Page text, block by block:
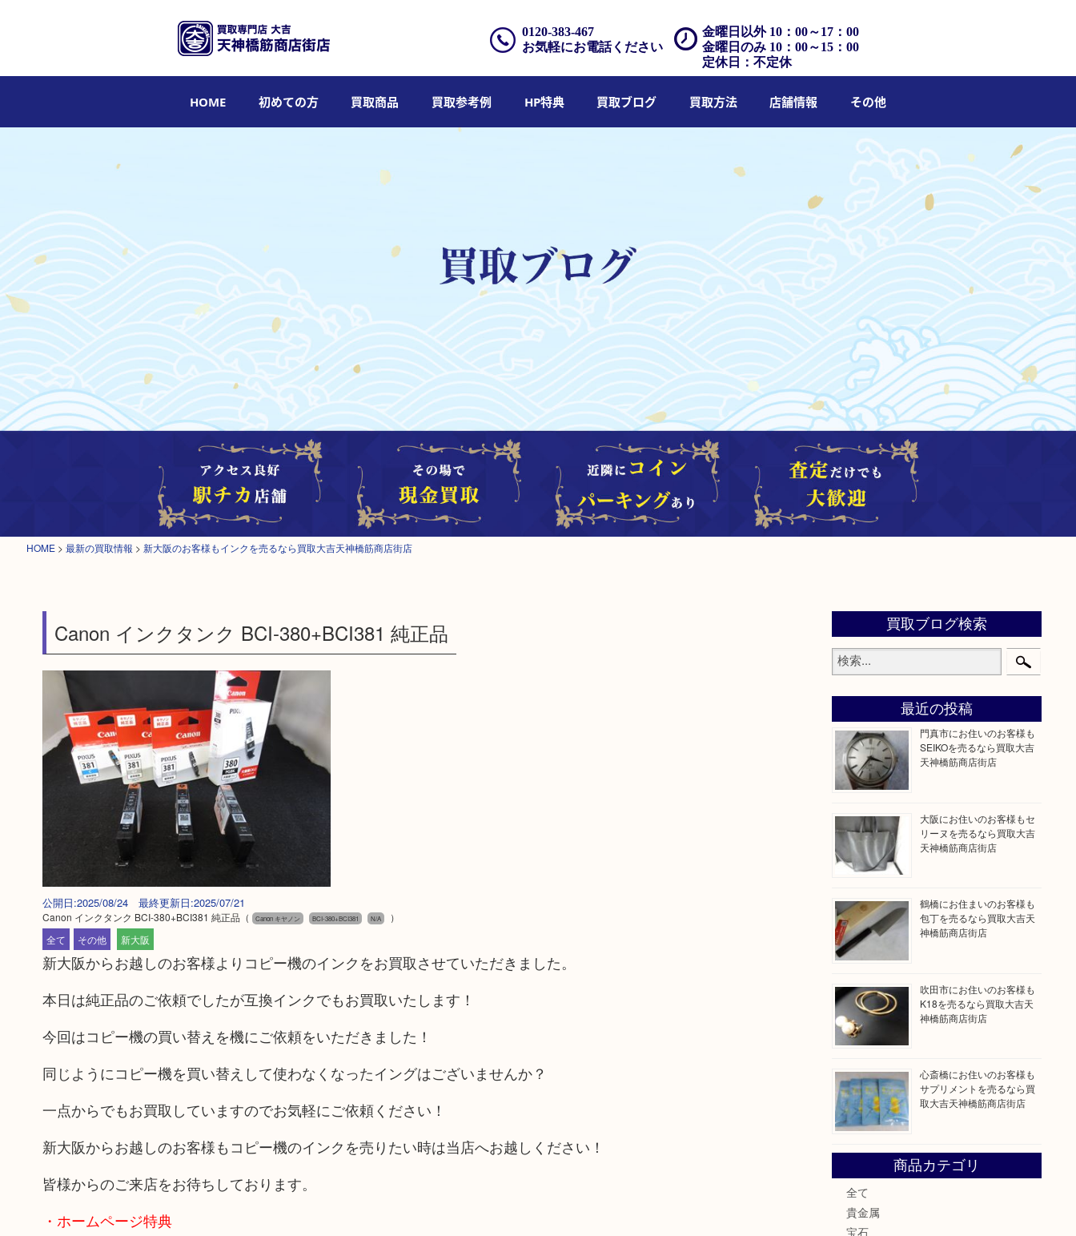
金曜日以外 10：00～17：00
金曜日のみ 10：00～15：00
定休日：不定休
0120-383-467
お気軽にお電話ください
HOME 初めての方 買取商品 買取参考例 HP特典 買取ブログ 買取方法 店舗情報 その他
HOME > 最新の買取情報 > 新大阪のお客様もインクを売るなら買取大吉天神橋筋商店街店
Canon インクタンク BCI-380+BCI381 純正品
公開日:2025/08/24 最終更新日:2025/07/21
Canon インクタンク BCI-380+BCI381 純正品 （ Canon キヤノン BCI-380+BCI381 N/A
）
全て
その他 新大阪
新大阪からお越しのお客様よりコピー機のインクをお買取させていただきました。
本日は純正品のご依頼でしたが互換インクでもお買取いたします！
今回はコピー機の買い替えを機にご依頼をいただきました！
同じようにコピー機を買い替えして使わなくなったイングはございませんか？
一点からでもお買取していますのでお気軽にご依頼ください！
新大阪からお越しのお客様もコピー機のインクを売りたい時は当店へお越しください！
皆様からのご来店をお待ちしております。
・ホームページ特典
買取ブログ検索
最近の投稿
門真市にお住いのお客様も
SEIKOを売るなら買取大吉
天神橋筋商店街店
大阪にお住いのお客様もセ
リーヌを売るなら買取大吉
天神橋筋商店街店
鶴橋にお住まいのお客様も
包丁を売るなら買取大吉天
神橋筋商店街店
吹田市にお住いのお客様も
K18を売るなら買取大吉天
神橋筋商店街店
心斎橋にお住いのお客様も
サプリメントを売るなら買
取大吉天神橋筋商店街店
商品カテゴリ
全て
貴金属
宝石